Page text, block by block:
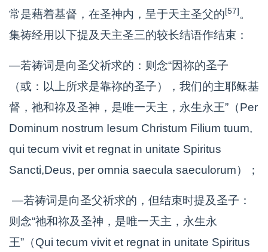
常是藉着基督，在圣神内，呈于天主圣父的[57]。
集祷经用以下提及天主圣三的较长结语作结束：
—若祷词是向圣父祈求的：则念“因祢的圣子
（或：以上所求是靠祢的圣子），我们的主耶稣基
督，祂和祢及圣神，是唯一天主，永生永王”（Per
Dominum nostrum Iesum Christum Filium tuum,
qui tecum vivit et regnat in unitate Spiritus
Sancti,Deus, per omnia saecula saeculorum）；
—若祷词是向圣父祈求的，但结束时提及圣子：
则念“祂和祢及圣神，是唯一天主，永生永
王”（Qui tecum vivit et regnat in unitate Spiritus